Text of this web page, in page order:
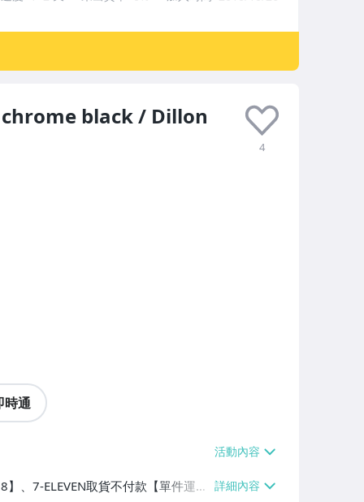
black / Dillon
4
時通
、7-ELEVEN取貨不付款【單件運費